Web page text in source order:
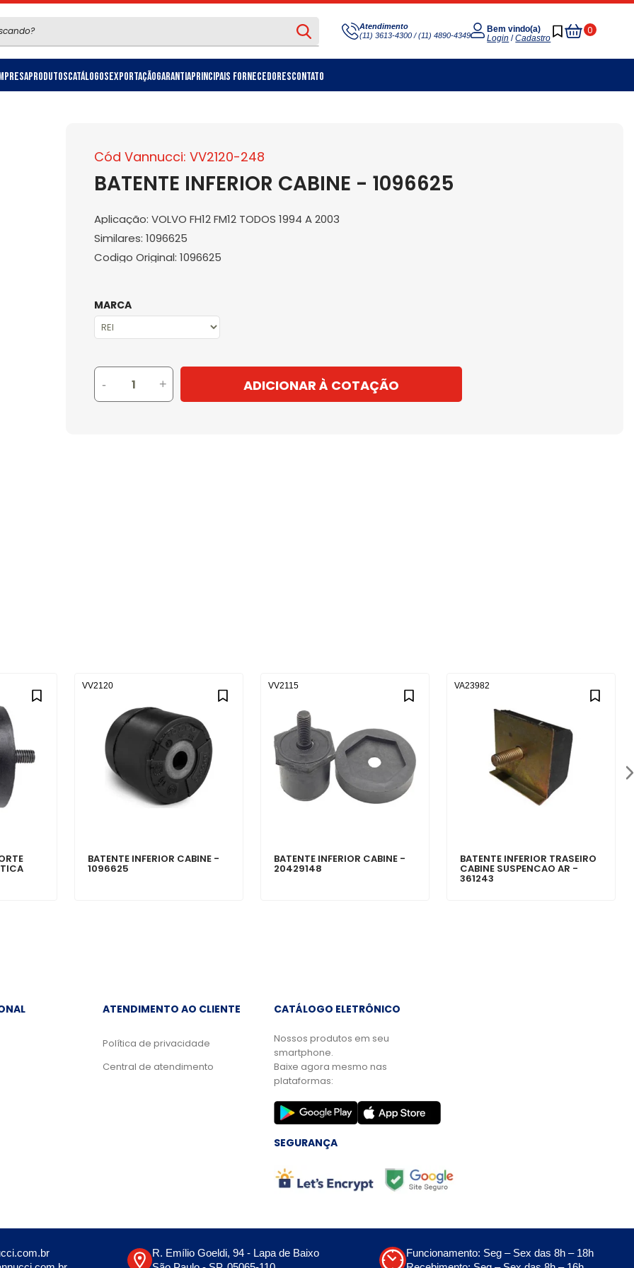
Atendimento
(11) 3613-4300 / (11) 4890-4349
Bem vindo(a)
Login /Cadastro
0
Meu
Carrinho
ProdutosCatálogosExportaçãoGarantiaPrincipais FornecedoresContato
Cód Vannucci: VV2120-248
BATENTE INFERIOR CABINE - 1096625
Aplicação: VOLVO FH12 FM12 TODOS 1994 A 2003
Similares: 1096625
Codigo Original: 1096625
MARCA
- + ADICIONAR À COTAÇÃO
BATENTE INFERIOR CABINE -
1096625
VV2120
BATENTE INFERIOR CABINE -
20429148
VV2115
BATENTE INFERIOR TRASEIRO
CABINE SUSPENCAO AR -
361243
VA23982
ATENDIMENTO AO CLIENTE
Política de privacidade
Central de atendimento
CATÁLOGO ELETRÔNICO
Nossos produtos em seu
smartphone.
Baixe agora mesmo nas
plataformas:
SEGURANÇA
R. Emílio Goeldi, 94 - Lapa de Baixo
Funcionamento: Seg – Sex das 8h – 18h